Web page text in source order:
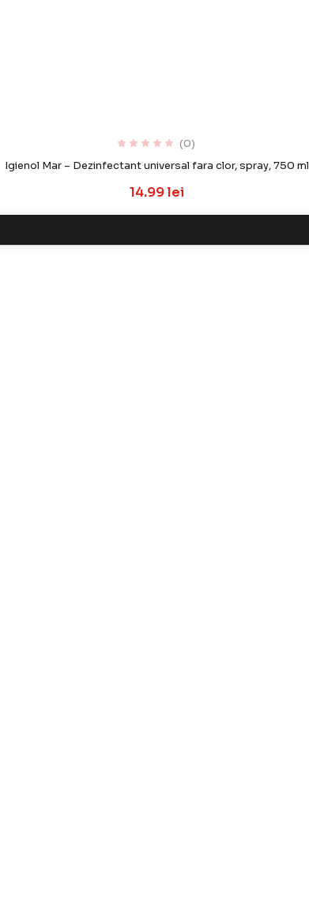
(0)
Igienol Mar – Dezinfectant universal fara clor, spray, 750 ml
14.99 lei